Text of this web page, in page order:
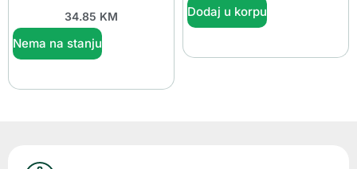
34.85 KM
Nema na stanju
Dodaj u korpu